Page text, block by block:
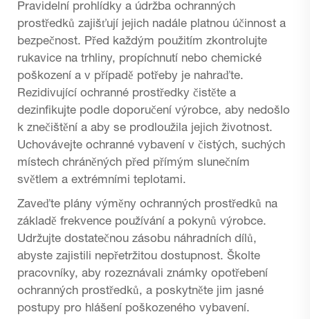
Pravidelní prohlídky a údržba ochranných
prostředků zajišťují jejich nadále platnou účinnost a
bezpečnost. Před každým použitím zkontrolujte
rukavice na trhliny, propíchnutí nebo chemické
poškození a v případě potřeby je nahraďte.
Rezidivující ochranné prostředky čistěte a
dezinfikujte podle doporučení výrobce, aby nedošlo
k znečištění a aby se prodloužila jejich životnost.
Uchovávejte ochranné vybavení v čistých, suchých
místech chráněných před přímým slunečním
světlem a extrémními teplotami.
Zaveďte plány výměny ochranných prostředků na
základě frekvence používání a pokynů výrobce.
Udržujte dostatečnou zásobu náhradních dílů,
abyste zajistili nepřetržitou dostupnost. Školte
pracovníky, aby rozeznávali známky opotřebení
ochranných prostředků, a poskytněte jim jasné
postupy pro hlášení poškozeného vybavení.